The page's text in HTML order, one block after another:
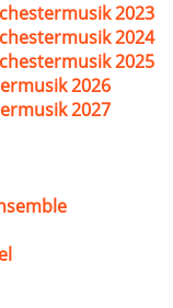
2023
2024
2025
2026
2027